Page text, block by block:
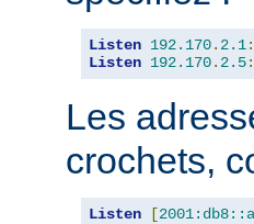
Listen 192.170. 2.1:
Listen 192.170. 2.5:
Les
crochets,
Listen [